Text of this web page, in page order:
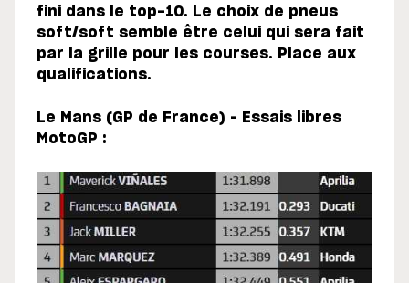
fini dans le top-10. Le choix de pneus
soft/soft semble être celui qui sera fait
par la grille pour les courses. Place aux
qualifications.
Le Mans (GP de France) – Essais libres
MotoGP :